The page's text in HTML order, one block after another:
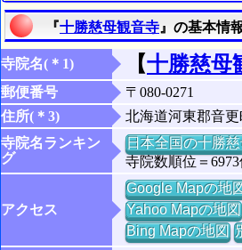
『十勝慈母観音寺 』の基本情
寺院名(＊1) 【十勝慈母
郵便番号
〒080-0271
住所(＊3)
北海道河東郡音
寺院名ランキン
グ
日本全国の十勝
寺院数順位＝
アクセス
Google Mapの地
Yahoo Mapの地図
Bing Mapの地図